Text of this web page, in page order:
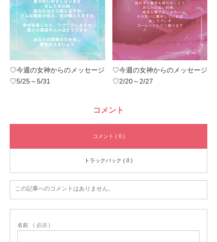
♡今週の女神からのメッセージ
♡5/25～5/31
♡今週の女神からのメッセージ
♡2/20～2/27
コメント
コメント ( 0 )
トラックバック ( 0 )
この記事へのコメントはありません。
名前 ( 必須 )